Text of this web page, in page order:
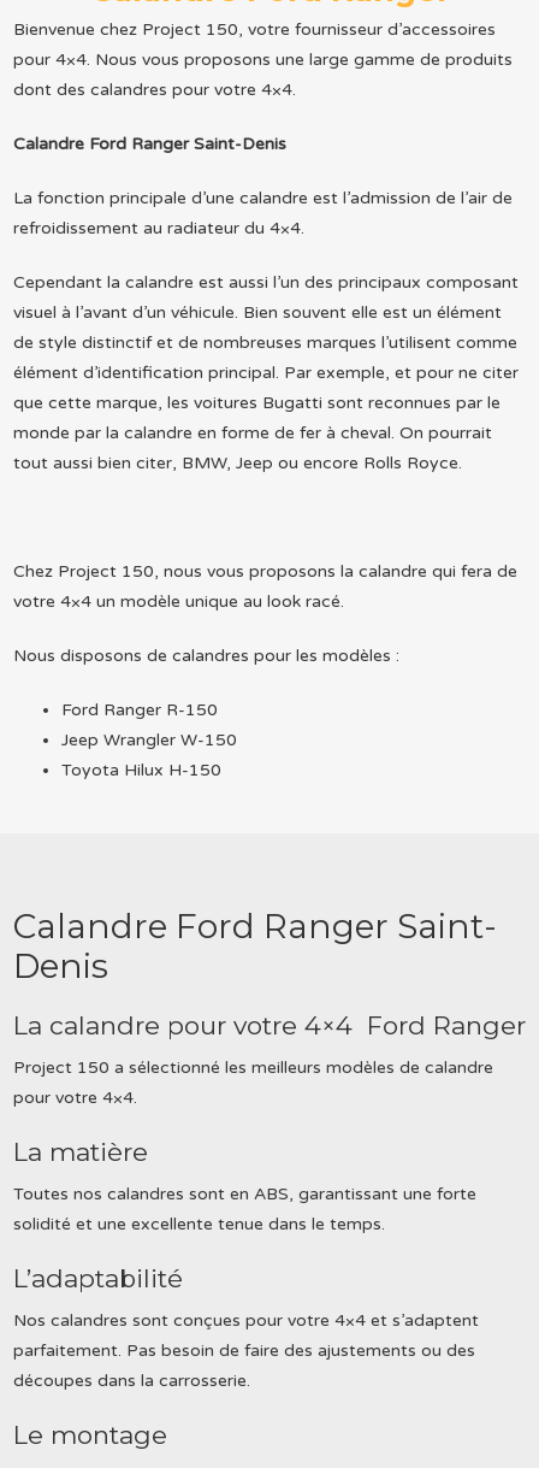
Bienvenue chez Project 150, votre fournisseur d’accessoires
pour 4×4. Nous vous proposons une large gamme de produits
dont des calandres pour votre 4×4.
Calandre Ford Ranger Saint-Denis
La fonction principale d’une calandre est l’admission de l’air de
refroidissement au radiateur du 4×4.
Cependant la calandre est aussi l’un des principaux composant
visuel à l’avant d’un véhicule. Bien souvent elle est un élément
de style distinctif et de nombreuses marques l’utilisent comme
élément d’identification principal. Par exemple, et pour ne citer
que cette marque, les voitures Bugatti sont reconnues par le
monde par la calandre en forme de fer à cheval. On pourrait
tout aussi bien citer, BMW, Jeep ou encore Rolls Royce.
Chez Project 150, nous vous proposons la calandre qui fera de
votre 4×4 un modèle unique au look racé.
Nous disposons de calandres pour les modèles :
Ford Ranger R-150
Jeep Wrangler W-150
Toyota Hilux H-150
Calandre Ford Ranger Saint-
Denis
La calandre pour votre 4×4 Ford Ranger
Project 150 a sélectionné les meilleurs modèles de calandre
pour votre 4×4.
La matière
Toutes nos calandres sont en ABS, garantissant une forte
solidité et une excellente tenue dans le temps.
L’adaptabilité
Nos calandres sont conçues pour votre 4×4 et s’adaptent
parfaitement. Pas besoin de faire des ajustements ou des
découpes dans la carrosserie.
Le montage